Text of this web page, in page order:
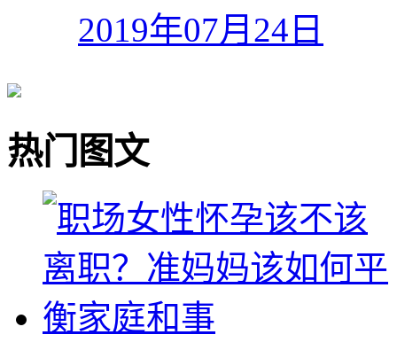
2019年07月24日
热门图文